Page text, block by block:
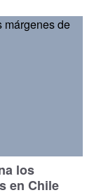
los
en Chile